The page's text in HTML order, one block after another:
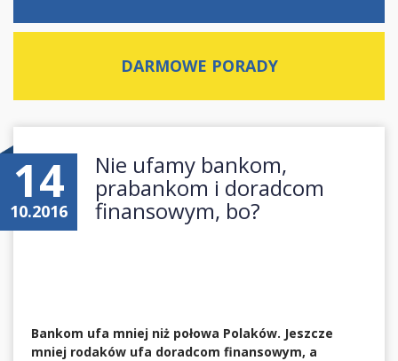
DARMOWE PORADY
14
10.2016
Nie ufamy bankom,
prabankom i doradcom
finansowym, bo?
Bankom ufa mniej niż połowa Polaków. Jeszcze
mniej rodaków ufa doradcom finansowym, a